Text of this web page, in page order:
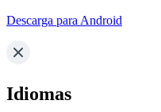
Descarga para Android
Idiomas